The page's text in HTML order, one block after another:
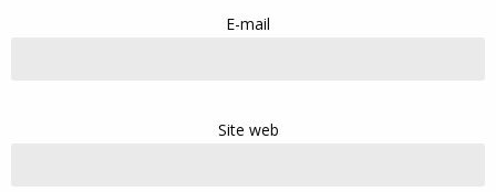
E-mail
Site web